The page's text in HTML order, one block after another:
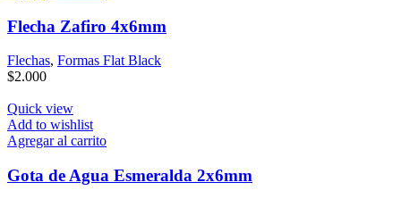
Flecha Zafiro 4x6mm
Flechas, Formas Flat Black
$2.000
Quick view
Add to wishlist
Agregar al carrito
Gota de Agua Esmeralda 2x6mm